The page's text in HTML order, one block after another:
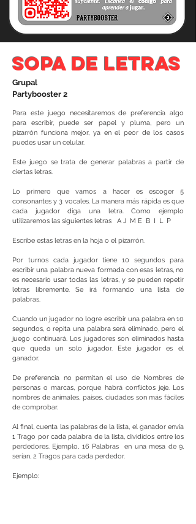
sopa de letras
Grupal
Partybooster 2
Para este juego necesitaremos de preferencia algo
para escribir, puede ser papel y pluma, pero un
pizarrón funciona mejor, ya en el peor de los casos
puedes usar un celular.
Este juego se trata de generar palabras a partir de
ciertas letras.
Lo primero que vamos a hacer es escoger 5
consonantes y 3 vocales. La manera más rápida es que
cada jugador diga una letra. Como ejemplo
utilizaremos las siguientes letras A J M E B I L P
Escribe estas letras en la hoja o el pizarrón.
Por turnos cada jugador tiene 10 segundos para
escribir una palabra nueva formada con esas letras, no
es necesario usar todas las letras, y se pueden repetir
letras libremente. Se irá formando una lista de
palabras.
Cuando un jugador no logre escribir una palabra en 10
segundos, o repita una palabra será eliminado, pero el
juego continuará. Los jugadores son eliminados hasta
que queda un solo jugador. Este jugador es el
ganador.
De preferencia no permitan el uso de Nombres de
personas o marcas, porque habrá conflictos jeje. Los
nombres de animales, países, ciudades son más fáciles
de comprobar.
Al final, cuenta las palabras de la lista, el ganador envía
1 Trago por cada palabra de la lista, divididos entre los
perdedores. Ejemplo, 16 Palabras en una mesa de 9,
serían, 2 Tragos para cada perdedor.
Ejemplo: